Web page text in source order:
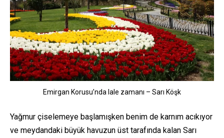
Emirgan Korusu’nda lale zamanı – Sarı Köşk
Yağmur çiselemeye başlamışken benim de karnım acıkıyor
ve meydandaki büyük havuzun üst tarafında kalan Sarı